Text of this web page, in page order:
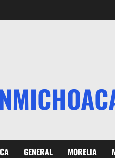
GENERAL MORELIA